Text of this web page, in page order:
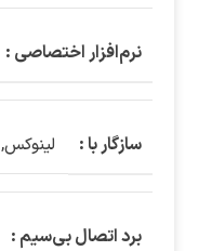
نرم‌افزار اختصاصی :
سازگار با : لینوکس,
برد اتصال بی‌سیم :